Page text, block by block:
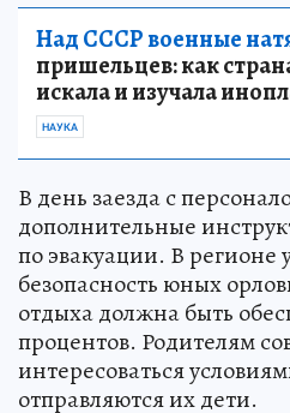
Над СССР военные
пришельцев: как
искала и изучала
НАУКА
В день заезда с
дополнительные
по эвакуации. В регионе
безопасность юных
отдыха должна быть
процентов. Родителям
интересоваться
отправляются их дети.